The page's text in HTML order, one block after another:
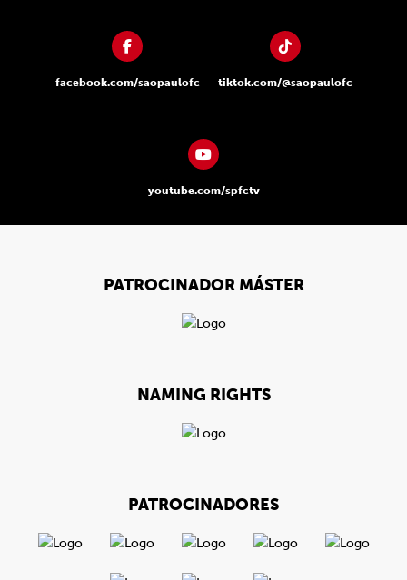
facebook.com/saopaulofc tiktok.com/@saopaulofc
youtube.com/spfctv
PATROCINADOR MÁSTER
NAMING RIGHTS
PATROCINADORES